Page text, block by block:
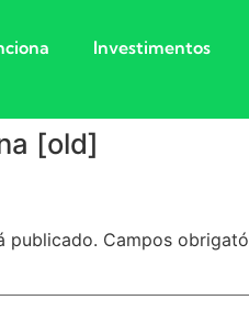
Investimentos
[old]
publicado. Campos